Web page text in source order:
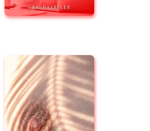
GRAUHAARIGER